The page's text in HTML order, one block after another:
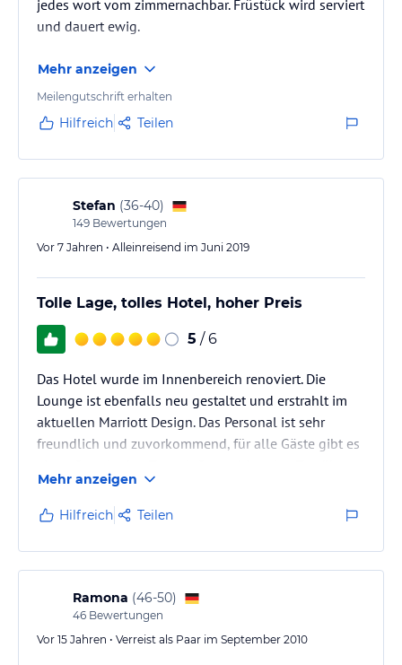
jedes wort vom zimmernachbar. Früstück wird serviert
und dauert ewig.
Mehr anzeigen
Meilengutschrift erhalten
Hilfreich Teilen
Stefan (36-40)
149 Bewertungen
Vor 7 Jahren • Alleinreisend im Juni 2019
Tolle Lage, tolles Hotel, hoher Preis
5 / 6
Das Hotel wurde im Innenbereich renoviert. Die
Lounge ist ebenfalls neu gestaltet und erstrahlt im
aktuellen Marriott Design. Das Personal ist sehr
freundlich und zuvorkommend, für alle Gäste gibt es
hinweg kleine Aufmerksamkeiten wie Fingerfood
oder Süßes. Die Lage ist gut und sicher. Ein Parkhaus
befindet sich direkt neben dem Hotel.
Mehr anzeigen
Hilfreich Teilen
Ramona (46-50)
46 Bewertungen
Vor 15 Jahren • Verreist als Paar im September 2010